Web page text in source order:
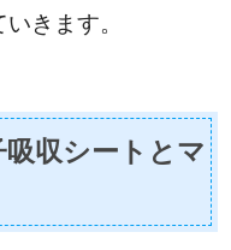
きます。
収シートとマ